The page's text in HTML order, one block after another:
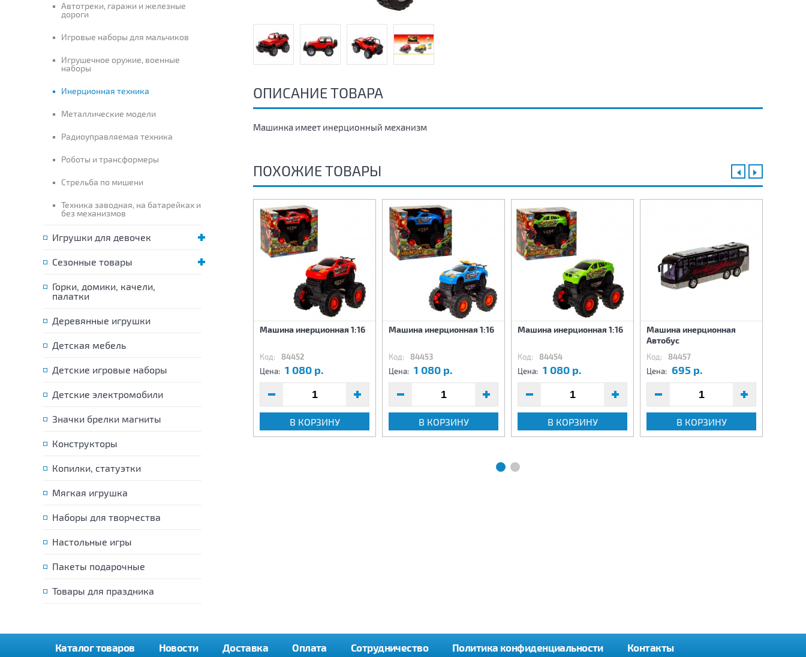
Автотреки, гаражи и железные
дороги
Игровые наборы для мальчиков
Игрушечное оружие, военные
наборы
Инерционная техника
Металлические модели
Радиоуправляемая техника
Роботы и трансформеры
Стрельба по мишени
Техника заводная, на батарейках и
без механизмов
Игрушки для девочек
Сезонные товары
Горки, домики, качели,
палатки
Деревянные игрушки
Детская мебель
Детские игровые наборы
Детские электромобили
Значки брелки магниты
Конструкторы
Копилки, статуэтки
Мягкая игрушка
Наборы для творчества
Настольные игры
Пакеты подарочные
Товары для праздника
ОПИСАНИЕ ТОВАРА
Машинка имеет инерционный механизм
ПОХОЖИЕ ТОВАРЫ
Машина инерционная
945 р.
В КОРЗИНУ
Цена: 945 р.
В КОРЗИНУ
Машина инерционная 1:16
Код: 84452
Цена: 1 080 р.
В КОРЗИНУ
Машина инерционная 1:16
Код: 84453
Цена: 1 080 р.
В КОРЗИНУ
Машина инерционная 1:16
Код: 84454
Цена: 1 080 р.
В КОРЗИНУ
Машина инерционная
Автобус
Код: 84457
Цена: 695 р.
В КОРЗИНУ
Каталог товаров Новости Доставка Оплата Сотрудничество Политика конфиденциальности Контакты